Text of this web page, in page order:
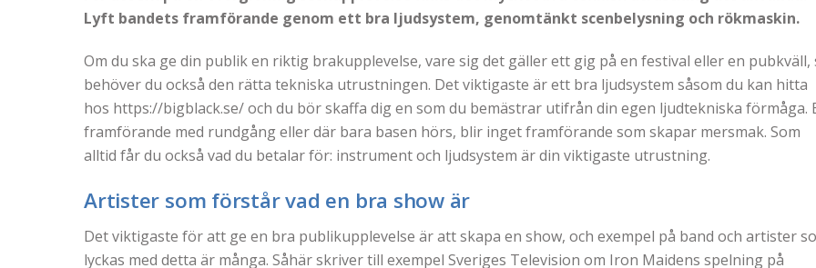
Lyft bandets framförande genom ett bra ljudsystem, genomtänkt scenbelysning och rökmaskin.
Om du ska ge din publik en riktig brakupplevelse, vare sig det gäller ett gig på en festival eller en pubkväll,
behöver du också den rätta tekniska utrustningen. Det viktigaste är ett bra ljudsystem såsom du kan hitta
hos https://bigblack.se/ och du bör skaffa dig en som du bemästrar utifrån din egen ljudtekniska förmåga.
framförande med rundgång eller där bara basen hörs, blir inget framförande som skapar mersmak. Som
alltid får du också vad du betalar för: instrument och ljudsystem är din viktigaste utrustning.
Artister som förstår vad en bra show är
Det viktigaste för att ge en bra publikupplevelse är att skapa en show, och exempel på band och artister
lyckas med detta är många. Såhär skriver till exempel Sveriges Television om Iron Maidens spelning på